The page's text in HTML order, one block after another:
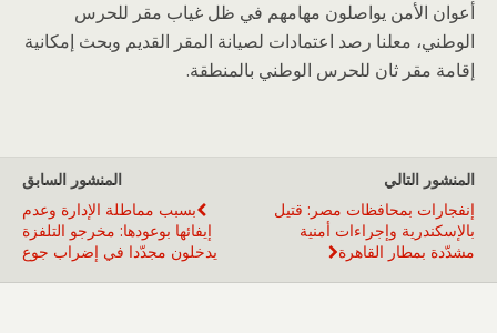
أعوان الأمن يواصلون مهامهم في ظل غياب مقر للحرس
الوطني، معلنا رصد اعتمادات لصيانة المقر القديم وبحث إمكانية
إقامة مقر ثان للحرس الوطني بالمنطقة.
المنشور السابق
بسبب مماطلة الإدارة وعدم
إيفائها بوعودها: مخرجو التلفزة
يدخلون مجدّدا في إضراب جوع
المنشور التالي
إنفجارات بمحافظات مصر: قتيل
بالإسكندرية وإجراءات أمنية
مشدّدة بمطار القاهرة